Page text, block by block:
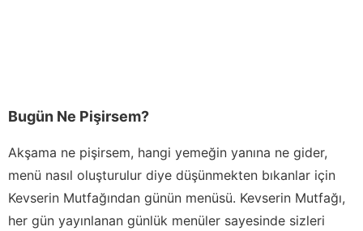
Bugün Ne Pişirsem?
Akşama ne pişirsem, hangi yemeğin yanına ne gider,
menü nasıl oluşturulur diye düşünmekten bıkanlar için
Kevserin Mutfağından günün menüsü. Kevserin Mutfağı,
her gün yayınlanan günlük menüler sayesinde sizleri